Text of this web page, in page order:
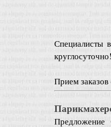
Специалисты
Прием
Предложение